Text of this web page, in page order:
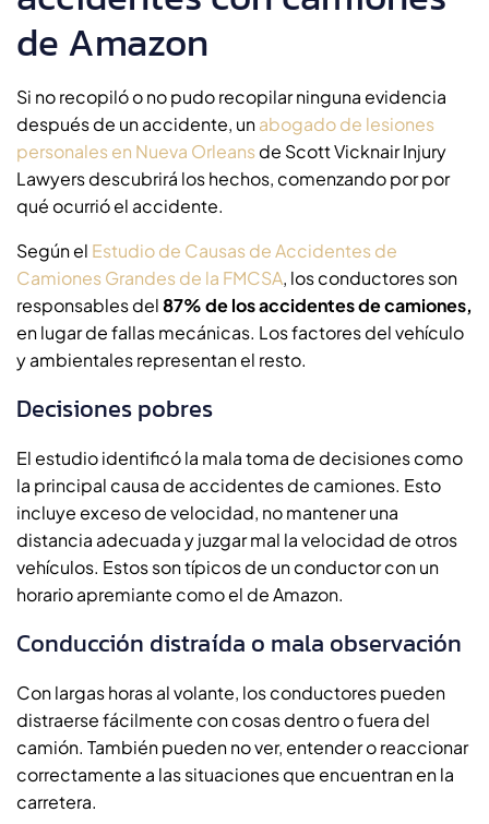
de Amazon
Si no recopiló o no pudo recopilar ninguna evidencia
después de un accidente, unabogado de lesiones
personales en Nueva Orleansde Scott Vicknair Injury
Lawyers descubrirá los hechos, comenzando por por
qué ocurrió el accidente.
Según el Estudio de Causas de Accidentes de
Camiones Grandes de la FMCSA, los conductores son
responsables del87% de los accidentes de camiones,
en lugar de fallas mecánicas. Los factores del vehículo
y ambientales representan el resto.
Decisiones pobres
El estudio identificó la mala toma de decisiones como
la principal causa de accidentes de camiones. Esto
incluye exceso de velocidad, no mantener una
distancia adecuada y juzgar mal la velocidad de otros
vehículos. Estos son típicos de un conductor con un
horario apremiante como el de Amazon.
Conducción distraída o mala observación
Con largas horas al volante, los conductores pueden
distraerse fácilmente con cosas dentro o fuera del
camión. También pueden no ver, entender o reaccionar
correctamente a las situaciones que encuentran en la
carretera.